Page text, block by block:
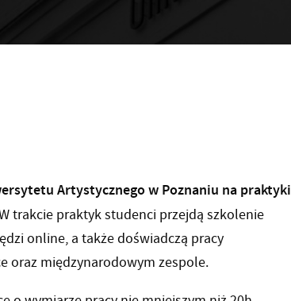
Artystycznego w Poznaniu na praktyki
trakcie praktyk studenci przejdą szkolenie
online, a także doświadczą pracy
oraz międzynarodowym zespole.